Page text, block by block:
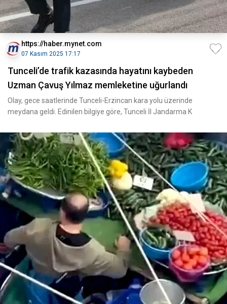
https://haber.mynet.com
07 Kasım 2025 17:17
Tunceli’de trafik kazasında hayatını kaybeden
Uzman Çavuş Yılmaz memleketine uğurlandı
Olay, gece saatlerinde Tunceli-Erzincan kara yolu üzerinde
meydana geldi. Edinilen bilgiye göre, Tunceli İl Jandarma K